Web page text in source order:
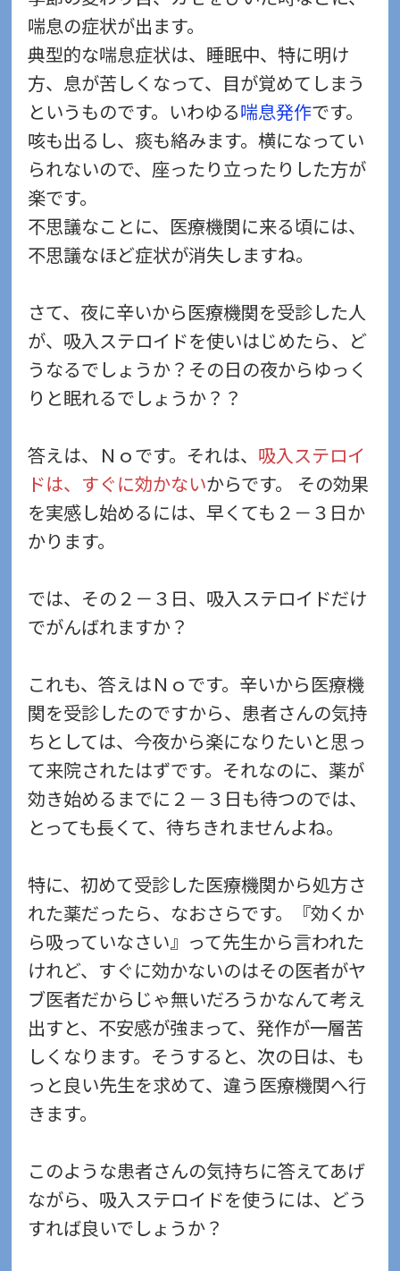
喘息の症状が出ます。
典型的な喘息症状は、睡眠中、特に明け
方、息が苦しくなって、目が覚めてしまう
というものです。いわゆる喘息発作です。
咳も出るし、痰も絡みます。横になってい
られないので、座ったり立ったりした方が
楽です。
不思議なことに、医療機関に来る頃には、
不思議なほど症状が消失しますね。
さて、夜に辛いから医療機関を受診した人
が、吸入ステロイドを使いはじめたら、ど
うなるでしょうか？その日の夜からゆっく
りと眠れるでしょうか？？
答えは、Ｎｏです。それは、 吸入ステロイ
ドは、すぐに効かないからです。 その効果
を実感し始めるには、早くても２－３日か
かります。
では、その２－３日、吸入ステロイドだけ
でがんばれますか？
これも、答えはＮｏです。辛いから医療機
関を受診したのですから、患者さんの気持
ちとしては、今夜から楽になりたいと思っ
て来院されたはずです。それなのに、薬が
効き始めるまでに２－３日も待つのでは、
とっても長くて、待ちきれませんよね。
特に、初めて受診した医療機関から処方さ
れた薬だったら、なおさらです。『効くか
ら吸っていなさい』って先生から言われた
けれど、すぐに効かないのはその医者がヤ
ブ医者だからじゃ無いだろうかなんて考え
出すと、不安感が強まって、発作が一層苦
しくなります。そうすると、次の日は、も
っと良い先生を求めて、違う医療機関へ行
きます。
このような患者さんの気持ちに答えてあげ
ながら、吸入ステロイドを使うには、どう
すれば良いでしょうか？